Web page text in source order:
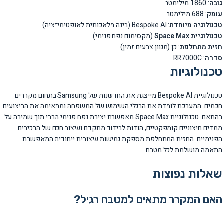
גובה: 1860 מילימטר
עומק: 688 מילימטר
טכנולוגיה מיוחדת: Bespoke AI (בינה מלאכותית לאופטימיזציה)
טכנולוגיית Space Max
(מקסימום נפח פנימי)
חזית מתחלפת: כן (מגוון צבעים זמין)
סדרה: RR7000C
טכנולוגיות
טכנולוגיית Bespoke AI מייצגת את החדשנות של Samsung בתחום מקררים
חכמים. המערכת לומדת את הרגלי השימוש של המשפחה ומתאימה את הביצועים
בהתאם. טכנולוגיית Space Max מאפשרת יצירת נפח פנימי מרבי תוך שמירה על
ממדים חיצוניים קומפקטיים, הודות לבידוד מתקדם ועיצוב חכם של הרכיבים
הפנימיים. החזית המתחלפת מספקת גמישות עיצובית ייחודית המאפשרת
התאמה מושלמת לכל מטבח.
שאלות נפוצות
האם המקרר מתאים למטבח רגיל?